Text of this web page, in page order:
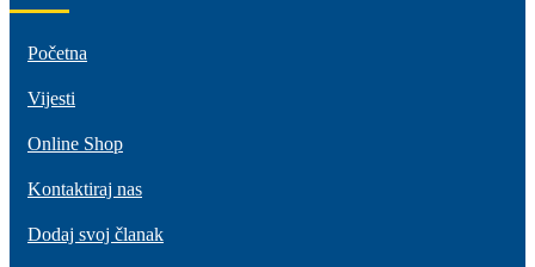
Početna
Vijesti
Online Shop
Kontaktiraj nas
Dodaj svoj članak